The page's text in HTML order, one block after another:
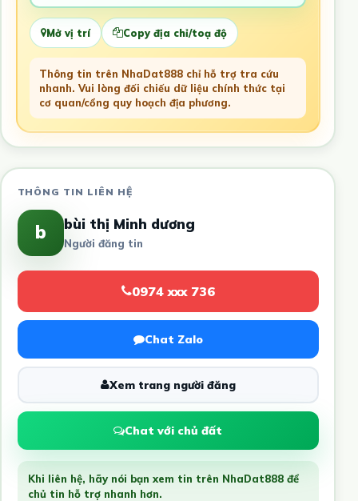
Mở vị trí Copy địa chỉ/toạ độ
Thông tin trên NhaDat888 chỉ hỗ trợ tra cứu
nhanh. Vui lòng đối chiếu dữ liệu chính thức tại
cơ quan/cổng quy hoạch địa phương.
THÔNG TIN LIÊN HỆ
b bùi thị Minh dương
Người đăng tin
0974 xxx 736
Chat Zalo
Xem trang người đăng
Chat với chủ đất
Khi liên hệ, hãy nói bạn xem tin trên NhaDat888 để
chủ tin hỗ trợ nhanh hơn.